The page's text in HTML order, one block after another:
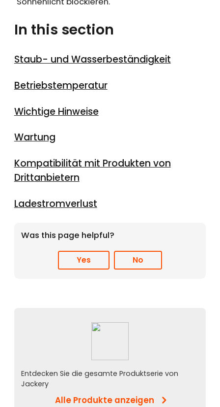
In this section
Staub- und Wasserbeständigkeit
Betriebstemperatur
Wichtige Hinweise
Wartung
Kompatibilität mit Produkten von
Drittanbietern
Ladestromverlust
Was this page helpful?
Yes No
Entdecken Sie die gesamte Produktserie von
Jackery
Alle Produkte anzeigen